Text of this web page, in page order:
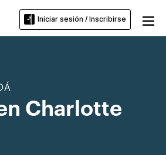
Iniciar sesión / Inscribirse
Charlotte